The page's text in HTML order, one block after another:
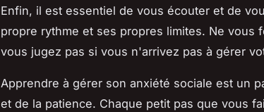
Enfin, il est essentiel de vous écouter et de
propre rythme et ses propres limites. Ne vous
vous jugez pas si vous n'arrivez pas à gérer
Apprendre à gérer son anxiété sociale est un
et de la patience. Chaque petit pas que vous